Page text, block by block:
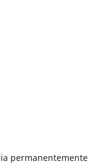
permanentemente